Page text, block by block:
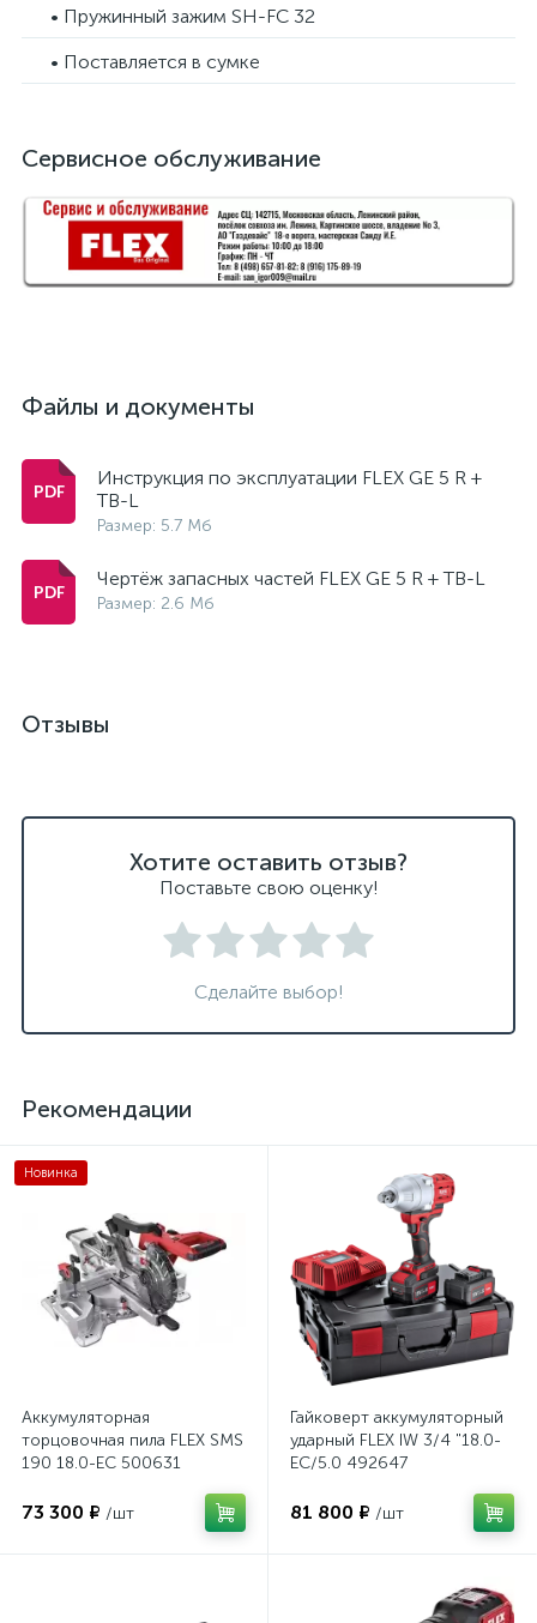
• Пружинный зажим SH-FC 32
• Поставляется в сумке
Сервисное обслуживание
Файлы и документы
Инструкция по эксплуатации FLEX GE 5 R +
TB-L
Размер: 5.7 Мб
Чертёж запасных частей FLEX GE 5 R + TB-L
Размер: 2.6 Мб
Отзывы
Хотите оставить отзыв?
Поставьте свою оценку!
Сделайте выбор!
Рекомендации
Новинка
Аккумуляторная
торцовочная пила FLEX SMS
190 18.0-EC 500631
73 300 ₽ /шт
Гайковерт аккумуляторный
ударный FLEX IW 3/4 "18.0-
EC/5.0 492647
81 800 ₽ /шт